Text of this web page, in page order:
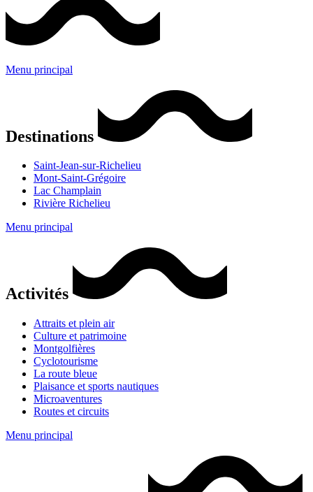
Menu principal
Destinations
Saint-Jean-sur-Richelieu
Mont-Saint-Grégoire
Lac Champlain
Rivière Richelieu
Menu principal
Activités
Attraits et plein air
Culture et patrimoine
Montgolfières
Cyclotourisme
La route bleue
Plaisance et sports nautiques
Microaventures
Routes et circuits
Menu principal